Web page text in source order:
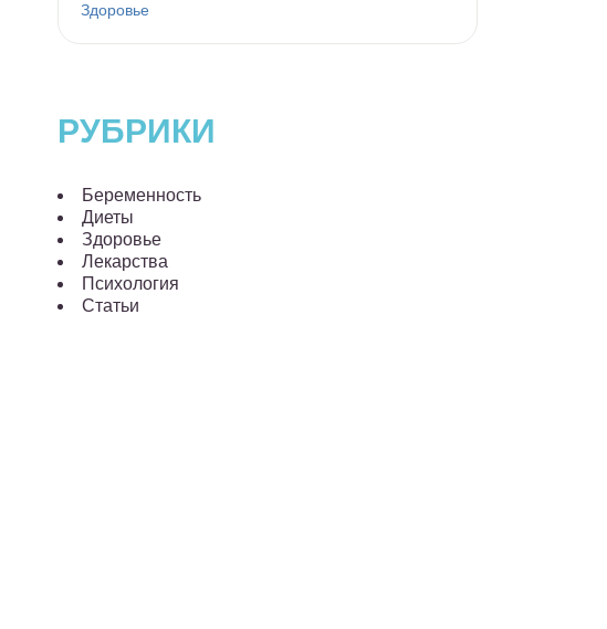
Здоровье
РУБРИКИ
Беременность
Диеты
Здоровье
Лекарства
Психология
Статьи